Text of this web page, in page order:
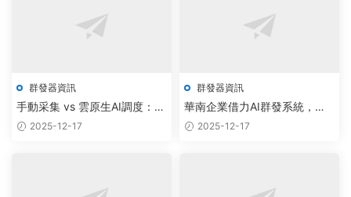
群發器資訊
手動采集 vs 雲原生AI調度：飛
機群發器如何實現TG數據零限
2025-12-17
群發器資訊
華南企業借力AI群發系統，實
現私域流量自動化增長
2025-12-17